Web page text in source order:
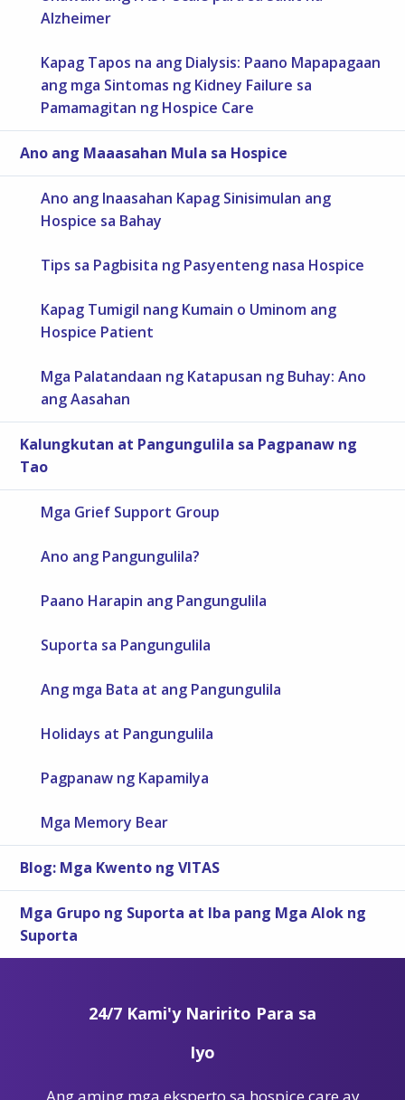
Alzheimer
Kapag Tapos na ang Dialysis: Paano Mapapagaan
ang mga Sintomas ng Kidney Failure sa
Pamamagitan ng Hospice Care
Ano ang Maaasahan Mula sa Hospice
Ano ang Inaasahan Kapag Sinisimulan ang
Hospice sa Bahay
Tips sa Pagbisita ng Pasyenteng nasa Hospice
Kapag Tumigil nang Kumain o Uminom ang
Hospice Patient
Mga Palatandaan ng Katapusan ng Buhay: Ano
ang Aasahan
Kalungkutan at Pangungulila sa Pagpanaw ng
Tao
Mga Grief Support Group
Ano ang Pangungulila?
Paano Harapin ang Pangungulila
Suporta sa Pangungulila
Ang mga Bata at ang Pangungulila
Holidays at Pangungulila
Pagpanaw ng Kapamilya
Mga Memory Bear
Blog: Mga Kwento ng VITAS
Mga Grupo ng Suporta at Iba pang Mga Alok ng
Suporta
24/7 Kami'y Naririto Para sa
Iyo